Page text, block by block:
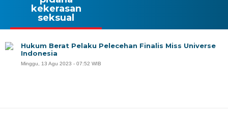
kekerasan
seksual
Hukum Berat Pelaku Pelecehan Finalis Miss Universe
Indonesia
Minggu, 13 Agu 2023 - 07:52 WIB